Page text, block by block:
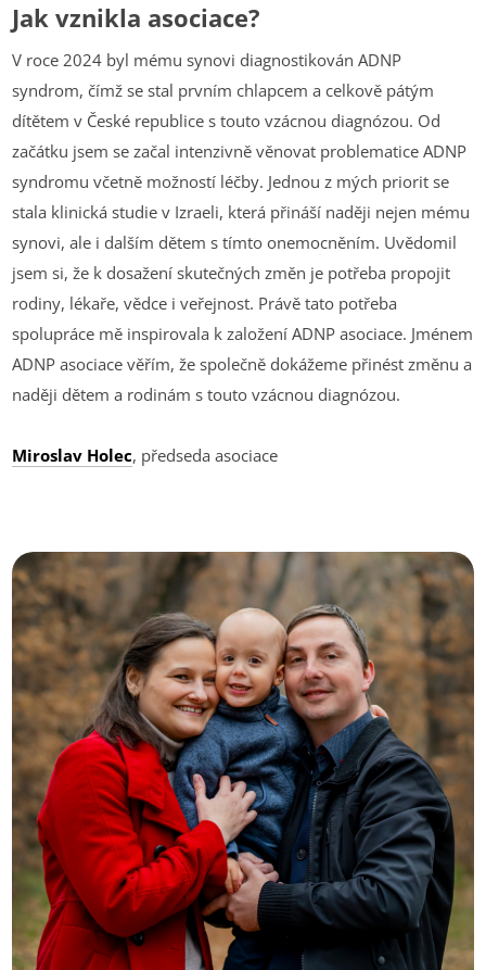
Jak vznikla asociace?
V roce 2024 byl mému synovi diagnostikován ADNP
syndrom, čímž se stal prvním chlapcem a celkově pátým
dítětem v České republice s touto vzácnou diagnózou. Od
začátku jsem se začal intenzivně věnovat problematice ADNP
syndromu včetně možností léčby. Jednou z mých priorit se
stala klinická studie v Izraeli, která přináší naději nejen mému
synovi, ale i dalším dětem s tímto onemocněním. Uvědomil
jsem si, že k dosažení skutečných změn je potřeba propojit
rodiny, lékaře, vědce i veřejnost. Právě tato potřeba
spolupráce mě inspirovala k založení ADNP asociace. Jménem
ADNP asociace věřím, že společně dokážeme přinést změnu a
naději dětem a rodinám s touto vzácnou diagnózou.
Miroslav Holec, předseda asociace